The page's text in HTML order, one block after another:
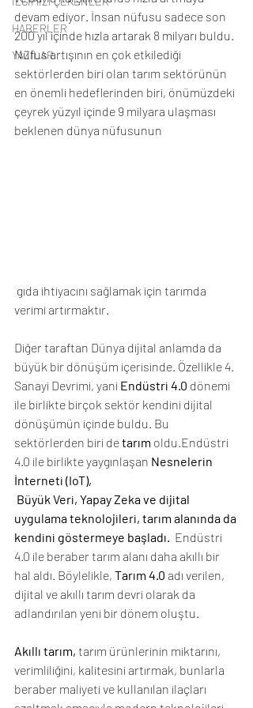
HABERLER
YAZILAR
devam ediyor. İnsan nüfusu sadece son
200 yıl içinde hızla artarak 8 milyarı buldu.
Nüfus artışının en çok etkilediği
sektörlerden biri olan tarım sektörünün
en önemli hedeflerinden biri, önümüzdeki
çeyrek yüzyıl içinde 9 milyara ulaşması
beklenen dünya nüfusunun
verimi artırmaktır.
Diğer taraftan Dünya dijital anlamda da
büyük bir dönüşüm içerisinde. Özellikle 4.
Sanayi Devrimi, yani Endüstri 4.0 dönemi
ile birlikte birçok sektör kendini dijital
dönüşümün içinde buldu. Bu
sektörlerden biri de tarım oldu.Endüstri
4.0 ile birlikte yaygınlaşan Nesnelerin
İnterneti (IoT),
uygulama teknolojileri, tarım alanında da
kendini göstermeye başladı. Endüstri
4.0 ile beraber tarım alanı daha akıllı bir
hal aldı. Böylelikle, Tarım 4.0 adı verilen,
dijital ve akıllı tarım devri olarak da
adlandırılan yeni bir dönem oluştu.
Akıllı tarım, tarım ürünlerinin miktarını,
verimliliğini, kalitesini artırmak, bunlarla
beraber maliyeti ve kullanılan ilaçları